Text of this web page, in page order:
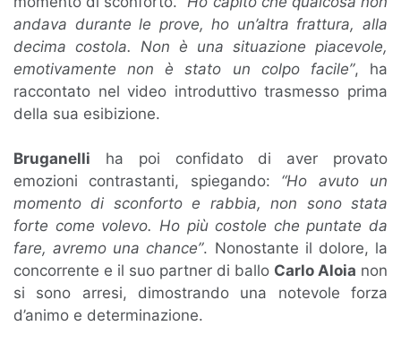
andava durante le prove, ho un’altra frattura, alla
decima costola. Non è una situazione piacevole,
emotivamente non è stato un colpo facile”, ha
raccontato nel video introduttivo trasmesso prima
della sua esibizione.
Bruganelli ha poi confidato di aver provato
emozioni contrastanti, spiegando: “Ho avuto un
momento di sconforto e rabbia, non sono stata
forte come volevo. Ho più costole che puntate da
fare, avremo una chance”. Nonostante il dolore, la
concorrente e il suo partner di ballo Carlo Aloia non
si sono arresi, dimostrando una notevole forza
d’animo e determinazione.